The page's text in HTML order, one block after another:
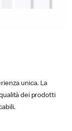
unica. La
dei prodotti